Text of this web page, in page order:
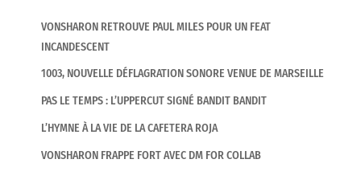
VONSHARON RETROUVE PAUL MILES POUR UN FEAT
INCANDESCENT
1003, NOUVELLE DÉFLAGRATION SONORE VENUE DE MARSEILLE
PAS LE TEMPS : L’UPPERCUT SIGNÉ BANDIT BANDIT
L’HYMNE À LA VIE DE LA CAFETERA ROJA
VONSHARON FRAPPE FORT AVEC DM FOR COLLAB